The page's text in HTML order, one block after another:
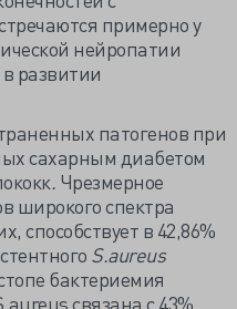
примерно у
нейропатии
развитии
патогенов при
сахарным диабетом
. Чрезмерное
широкого спектра
способствует в 42,86%
S.aureus
бактериемия
связана с 43%